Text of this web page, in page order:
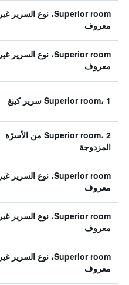
Superior room، نوع السرير غير
معروف
Superior room، نوع السرير غير
معروف
Superior room، 1 سرير كينغ
Superior room، 2 من الأسرّة
المزدوجة
Superior room، نوع السرير غير
معروف
Superior room، نوع السرير غير
معروف
Superior room، نوع السرير غير
معروف